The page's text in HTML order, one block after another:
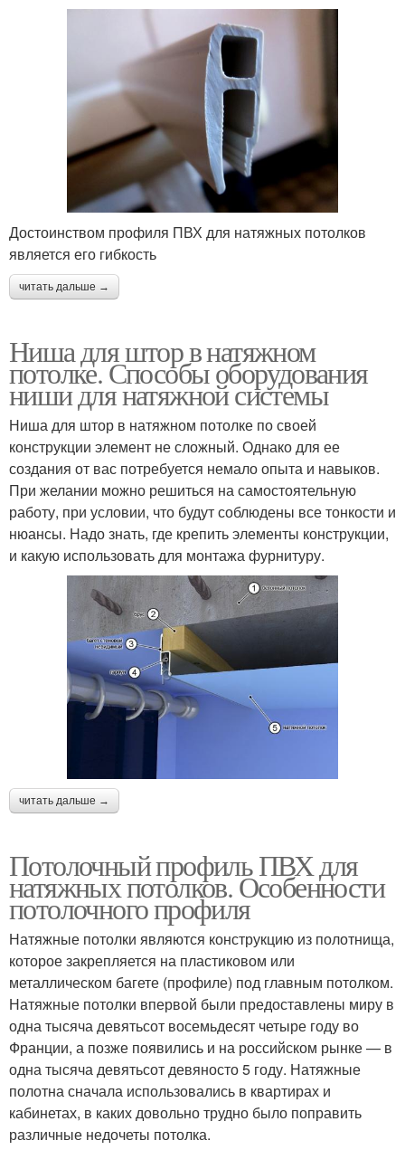
Достоинством профиля ПВХ для натяжных потолков
является его гибкость
читать дальше →
Ниша для штор в натяжном
потолке. Способы оборудования
ниши для натяжной системы
Ниша для штор в натяжном потолке по своей
конструкции элемент не сложный. Однако для ее
создания от вас потребуется немало опыта и навыков.
При желании можно решиться на самостоятельную
работу, при условии, что будут соблюдены все тонкости и
нюансы. Надо знать, где крепить элементы конструкции,
и какую использовать для монтажа фурнитуру.
читать дальше →
Потолочный профиль ПВХ для
натяжных потолков. Особенности
потолочного профиля
Натяжные потолки являются конструкцию из полотнища,
которое закрепляется на пластиковом или
металлическом багете (профиле) под главным потолком.
Натяжные потолки впервой были предоставлены миру в
одна тысяча девятьсот восемьдесят четыре году во
Франции, а позже появились и на российском рынке — в
одна тысяча девятьсот девяносто 5 году. Натяжные
полотна сначала использовались в квартирах и
кабинетах, в каких довольно трудно было поправить
различные недочеты потолка.